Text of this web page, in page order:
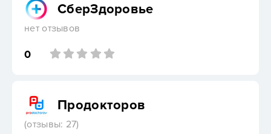
СберЗдоровье
нет отзывов
0
Продокторов
(отзывы: 27)